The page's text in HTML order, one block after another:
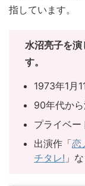
指しています。
水沼亮子を
す。
1973年1月
90年代か
プライベー
出演作「恋
チタレ! 」